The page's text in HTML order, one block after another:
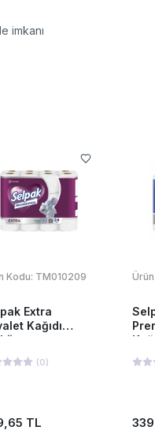
imkanı
Kodu: TM010209
Extra
Kağıdı
(0)
TL